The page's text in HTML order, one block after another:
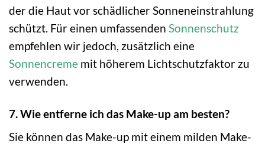
der die Haut vor schädlicher Sonneneinstrahlung
schützt. Für einen umfassenden Sonnenschutz
empfehlen wir jedoch, zusätzlich eine
Sonnencreme mit höherem Lichtschutzfaktor zu
verwenden.
7. Wie entferne ich das Make-up am besten?
Sie können das Make-up mit einem milden Make-